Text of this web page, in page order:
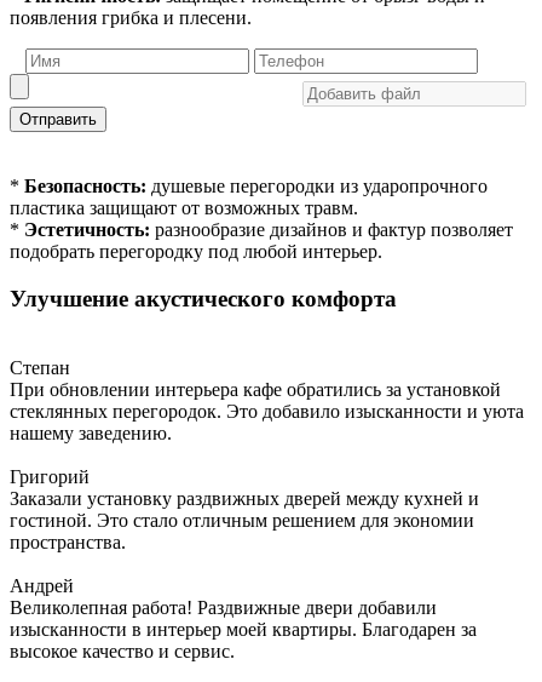
появления грибка и плесени.
Отправить
* Безопасность: душевые перегородки из ударопрочного
пластика защищают от возможных травм.
* Эстетичность: разнообразие дизайнов и фактур позволяет
подобрать перегородку под любой интерьер.
Улучшение акустического комфорта
Степан
При обновлении интерьера кафе обратились за установкой
стеклянных перегородок. Это добавило изысканности и уюта
нашему заведению.
Григорий
Заказали установку раздвижных дверей между кухней и
гостиной. Это стало отличным решением для экономии
пространства.
Андрей
Великолепная работа! Раздвижные двери добавили
изысканности в интерьер моей квартиры. Благодарен за
высокое качество и сервис.